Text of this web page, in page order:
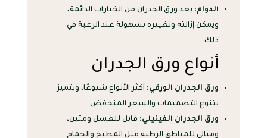
الدوام: يعد ورق الجدران من الخيارات الدائمة،
ويمكن إزالته وتغييره بسهولة عند الرغبة في
ذلك.
أنواع ورق الجدران
ورق الجدران الورقي: أكثر الأنواع شيوعًا، ويتميز
بتنوع التصميمات والسعر المنخفض.
ورق الجدران الفينيلي: قابل للغسل ومتين،
ومثالي للمناطق الرطبة مثل المطبخ والحمام.